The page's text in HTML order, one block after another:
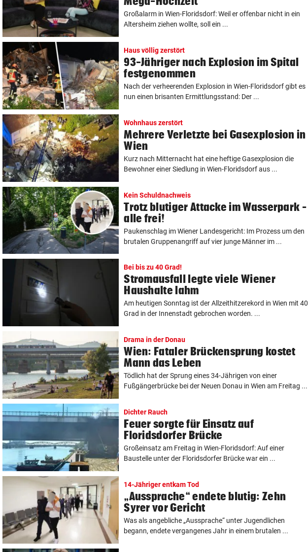
Großalarm in Wien-Floridsdorf: Weil er offenbar nicht in ein
Altersheim ziehen wollte, soll ein ...
Haus völlig zerstört
93-Jähriger nach Explosion im Spital
festgenommen
Nach der verheerenden Explosion in Wien-Floridsdorf gibt es
nun einen brisanten Ermittlungsstand: Der ...
Wohnhaus zerstört
Mehrere Verletzte bei Gasexplosion in
Wien
Kurz nach Mitternacht hat eine heftige Gasexplosion die
Bewohner einer Siedlung in Wien-Floridsdorf aus ...
Kein Schuldnachweis
Trotz blutiger Attacke im Wasserpark –
alle frei!
Paukenschlag im Wiener Landesgericht: Im Prozess um den
brutalen Gruppenangriff auf vier junge Männer im ...
Bei bis zu 40 Grad!
Stromausfall legte viele Wiener
Haushalte lahm
Am heutigen Sonntag ist der Allzeithitzerekord in Wien mit 40
Grad in der Innenstadt gebrochen worden. ...
Drama in der Donau
Wien: Fataler Brückensprung kostet
Mann das Leben
Tödlich hat der Sprung eines 34-Jährigen von einer
Fußgängerbrücke bei der Neuen Donau in Wien am Freitag ...
Dichter Rauch
Feuer sorgte für Einsatz auf
Floridsdorfer Brücke
Großeinsatz am Freitag in Wien-Floridsdorf: Auf einer
Baustelle unter der Floridsdorfer Brücke war ein ...
14-Jähriger entkam Tod
„Aussprache“ endete blutig: Zehn
Syrer vor Gericht
Was als angebliche „Aussprache“ unter Jugendlichen
begann, endete vergangenes Jahr in einem brutalen ...